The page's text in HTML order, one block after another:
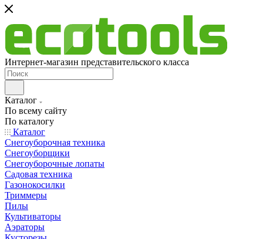
Интернет-магазин представительского класса
Каталог
По всему сайту
По каталогу
Каталог
Снегоуборочная техника
Снегоуборщики
Снегоуборочные лопаты
Садовая техника
Газонокосилки
Триммеры
Пилы
Культиваторы
Аэраторы